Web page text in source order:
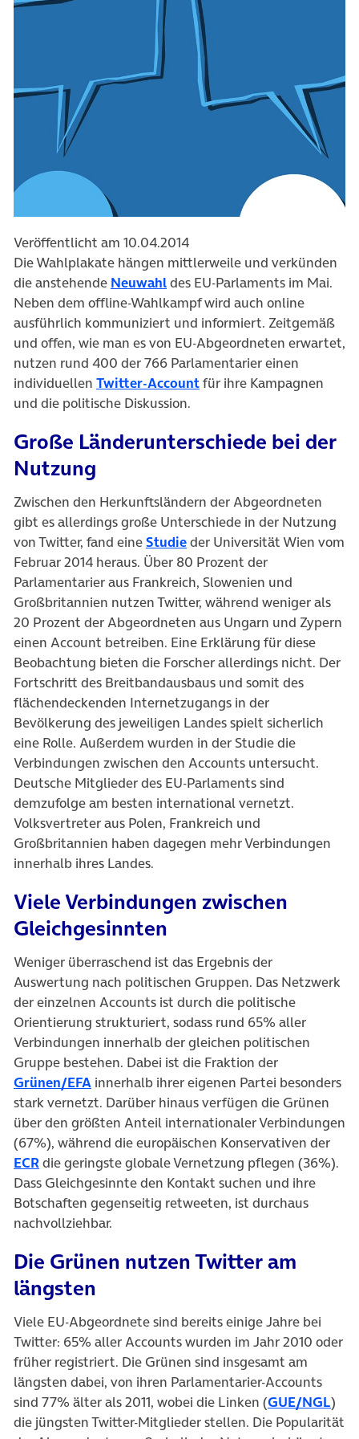
Veröffentlicht am 10.04.2014
Die Wahlplakate hängen mittlerweile und verkünden
die anstehende Neuwahldes EU-Parlaments im Mai.
Neben dem offline-Wahlkampf wird auch online
ausführlich kommuniziert und informiert. Zeitgemäß
und offen, wie man es von EU-Abgeordneten erwartet,
nutzen rund 400 der 766 Parlamentarier einen
individuellen Twitter-Accountfür ihre Kampagnen
und die politische Diskussion.
Große Länderunterschiede bei der
Nutzung
Zwischen den Herkunftsländern der Abgeordneten
gibt es allerdings große Unterschiede in der Nutzung
von Twitter, fand eineStudieder Universität Wien vom
Februar 2014 heraus. Über 80 Prozent der
Parlamentarier aus Frankreich, Slowenien und
Großbritannien nutzen Twitter, während weniger als
20 Prozent der Abgeordneten aus Ungarn und Zypern
einen Account betreiben. Eine Erklärung für diese
Beobachtung bieten die Forscher allerdings nicht. Der
Fortschritt des Breitbandausbaus und somit des
flächendeckenden Internetzugangs in der
Bevölkerung des jeweiligen Landes spielt sicherlich
eine Rolle. Außerdem wurden in der Studie die
Verbindungen zwischen den Accounts untersucht.
Deutsche Mitglieder des EU-Parlaments sind
demzufolge am besten international vernetzt.
Volksvertreter aus Polen, Frankreich und
Großbritannien haben dagegen mehr Verbindungen
innerhalb ihres Landes.
Viele Verbindungen zwischen
Gleichgesinnten
Weniger überraschend ist das Ergebnis der
Auswertung nach politischen Gruppen. Das Netzwerk
der einzelnen Accounts ist durch die politische
Orientierung strukturiert, sodass rund 65% aller
Verbindungen innerhalb der gleichen politischen
Gruppe bestehen. Dabei ist die Fraktion der
Grünen/EFA innerhalb ihrer eigenen Partei besonders
stark vernetzt. Darüber hinaus verfügen die Grünen
über den größten Anteil internationaler Verbindungen
(67%), während die europäischen Konservativen der
ECRdie geringste globale Vernetzung pflegen (36%).
Dass Gleichgesinnte den Kontakt suchen und ihre
Botschaften gegenseitig retweeten, ist durchaus
nachvollziehbar.
Die Grünen nutzen Twitter am
längsten
Viele EU-Abgeordnete sind bereits einige Jahre bei
Twitter: 65% aller Accounts wurden im Jahr 2010 oder
früher registriert. Die Grünen sind insgesamt am
längsten dabei, von ihren Parlamentarier-Accounts
sind 77% älter als 2011, wobei die Linken (GUE/NGL)
die jüngsten Twitter-Mitglieder stellen. Die Popularität